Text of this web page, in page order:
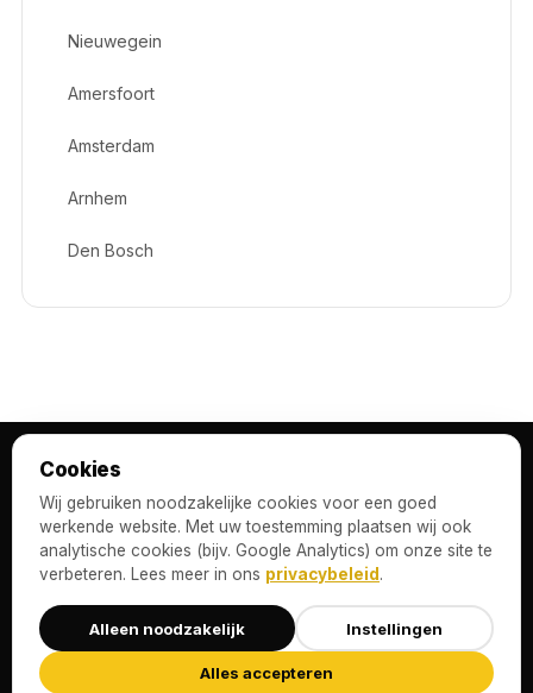
Nieuwegein
Amersfoort
Amsterdam
Arnhem
Den Bosch
Cookies
Wij gebruiken noodzakelijke cookies voor een goed
werkende website. Met uw toestemming plaatsen wij ook
analytische cookies (bijv. Google Analytics) om onze site te
verbeteren. Lees meer in ons privacybeleid .
Alleen noodzakelijk Instellingen
Alles accepteren
BeeClean is dé schoonmaakpartner voor
kantoren, VvE's, industrie en evenementen.
Sinds 2015 actief vanuit Nieuwegein, nationaal